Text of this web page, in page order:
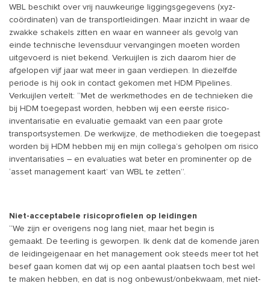
WBL beschikt over vrij nauwkeurige liggingsgegevens (xyz-
coördinaten) van de transportleidingen. Maar inzicht in waar de
zwakke schakels zitten en waar en wanneer als gevolg van
einde technische levensduur vervangingen moeten worden
uitgevoerd is niet bekend. Verkuijlen is zich daarom hier de
afgelopen vijf jaar wat meer in gaan verdiepen. In diezelfde
periode is hij ook in contact gekomen met HDM Pipelines.
Verkuijlen vertelt: “Met de werkmethodes en de technieken die
bij HDM toegepast worden, hebben wij een eerste risico-
inventarisatie en evaluatie gemaakt van een paar grote
transportsystemen. De werkwijze, de methodieken die toegepast
worden bij HDM hebben mij en mijn collega’s geholpen om risico
inventarisaties – en evaluaties wat beter en prominenter op de
‘asset management kaart’ van WBL te zetten”.
Niet-acceptabele risicoprofielen op leidingen
“We zijn er overigens nog lang niet, maar het begin is
gemaakt. De teerling is geworpen. Ik denk dat de komende jaren
de leidingeigenaar en het management ook steeds meer tot het
besef gaan komen dat wij op een aantal plaatsen toch best wel
te maken hebben, en dat is nog onbewust/onbekwaam, met niet-